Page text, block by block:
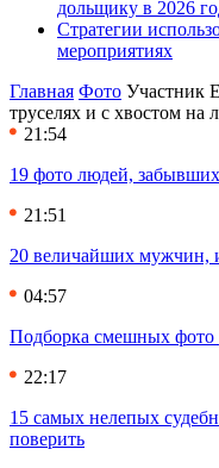
дольщику в 2026
Стратегии
мероприятиях
Главная Фото Участник
труселях и с хвостом на
21:54
19 фото людей,
21:51
20 величайших мужчин,
04:57
Подборка смешных фото
22:17
15 самых нелепых
поверить